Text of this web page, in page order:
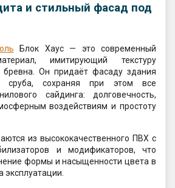
и стильный фасад под
Блок Хаус — это современный
имитирующий текстуру
бревна. Он придаёт фасаду здания
сруба, сохраняя при этом все
сайдинга: долговечность,
воздействиям и простоту
из высококачественного ПВХ с
и модификаторов, что
формы и насыщенности цвета в
эксплуатации.